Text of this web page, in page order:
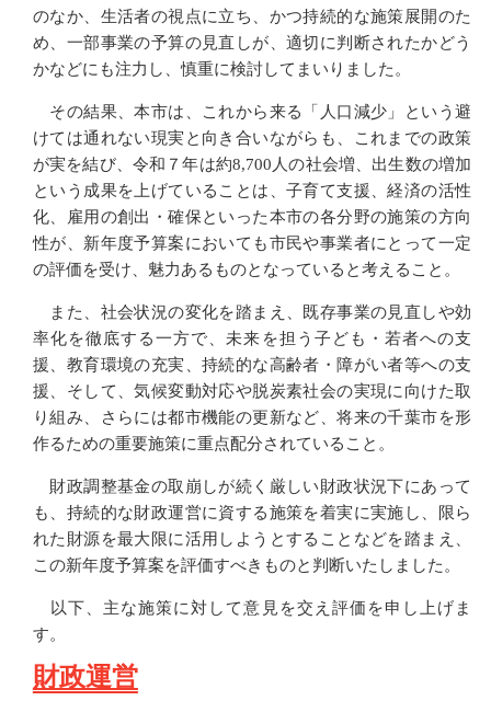
のなか、生活者の視点に立ち、かつ持続的な施策展開のた
め、一部事業の予算の見直しが、適切に判断されたかどう
かなどにも注力し、慎重に検討してまいりました。
その結果、本市は、これから来る「人口減少」という避
けては通れない現実と向き合いながらも、これまでの政策
が実を結び、令和７年は約8,700人の社会増、出生数の増加
という成果を上げていることは、子育て支援、経済の活性
化、雇用の創出・確保といった本市の各分野の施策の方向
性が、新年度予算案においても市民や事業者にとって一定
の評価を受け、魅力あるものとなっていると考えること。
また、社会状況の変化を踏まえ、既存事業の見直しや効
率化を徹底する一方で、未来を担う子ども・若者への支
援、教育環境の充実、持続的な高齢者・障がい者等への支
援、そして、気候変動対応や脱炭素社会の実現に向けた取
り組み、さらには都市機能の更新など、将来の千葉市を形
作るための重要施策に重点配分されていること。
財政調整基金の取崩しが続く厳しい財政状況下にあって
も、持続的な財政運営に資する施策を着実に実施し、限ら
れた財源を最大限に活用しようとすることなどを踏まえ、
この新年度予算案を評価すべきものと判断いたしました。
以下、主な施策に対して意見を交え評価を申し上げま
す。
財政運営